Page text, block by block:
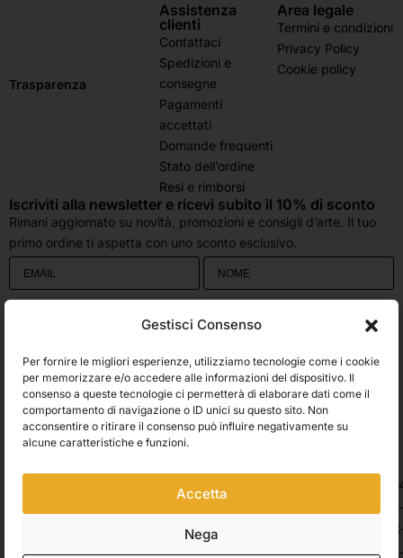
Gestisci Consenso
Per fornire le migliori esperienze, utilizziamo tecnologie come i cookie
per memorizzare e/o accedere alle informazioni del dispositivo. Il
consenso a queste tecnologie ci permetterà di elaborare dati come il
comportamento di navigazione o ID unici su questo sito. Non
acconsentire o ritirare il consenso può influire negativamente su
alcune caratteristiche e funzioni.
Accetta
Nega
Trasparenza
Assistenza
clienti
Contattaci
Spedizioni e
consegne
Pagamenti
accettati
Domande frequenti
Stato dell’ordine
Resi e rimborsi
Area legale
Termini e condizioni
Privacy Policy
Cookie policy
Iscriviti alla newsletter e ricevi subito il 10% di sconto
Rimani aggiornato su novità, promozioni e consigli d’arte. Il tuo
primo ordine ti aspetta con uno sconto esclusivo.
accetti che i dati personali da te forniti vengano trasferiti a Brevo per il
Accetto le condizioni generali e di ricevere le Newsletters.
ISCRIVITI
Spedizioni